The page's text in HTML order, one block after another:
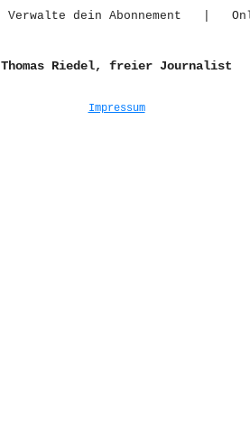
Verwalte dein Abonnement
Thomas Riedel, freier Journalist
Impressum